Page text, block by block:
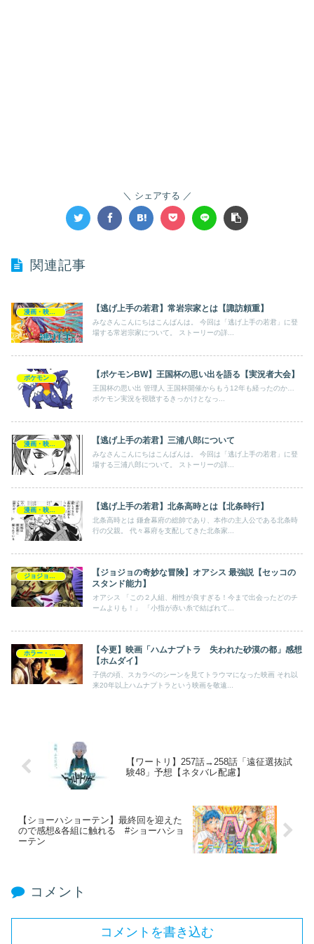
シェアする
関連記事
漫画・映画・ゲーム 【逃げ上手の若君】常岩宗家とは【諏訪頼重】
みなさんこんにちはこんばんは。 今回は「逃げ上手の若君」に登
場する常岩宗家について。 ストーリーの詳...
ポケモン 【ポケモンBW】王国杯の思い出を語る【実況者大会】
王国杯の思い出 管理人 王国杯開催からもう12年も経ったのか…
ポケモン実況を視聴するきっかけとなっ...
漫画・映画・ゲーム 【逃げ上手の若君】三浦八郎について
みなさんこんにちはこんばんは。 今回は「逃げ上手の若君」に登
場する三浦八郎について。 ストーリーの詳...
漫画・映画・ゲーム 【逃げ上手の若君】北条高時とは【北条時行】
北条高時とは 鎌倉幕府の総帥であり、本作の主人公である北条時
行の父親。 代々幕府を支配してきた北条家...
【ジョジョの奇妙な冒険】オアシス 最強説【セッコの
スタンド能力】
オアシス 「この２人組、相性が良すぎる！今まで出会ったどのチ
ームよりも！」 「小指が赤い糸で結ばれて...
【今更】映画「ハムナプトラ 失われた砂漠の都」感想
【ホムダイ】
子供の頃、スカラベのシーンを見てトラウマになった映画 それ以
来20年以上ハムナプトラという映画を敬遠...
【ワートリ】257話→258話「遠征選抜試
験48」予想【ネタバレ配慮】
【ショーハショーテン】最終回を迎えた
ので感想&各組に触れる #ショーハショ
ーテン
コメント
コメントを書き込む